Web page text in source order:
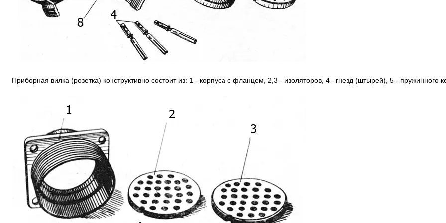
Приборная вилка (розетка) конструктивно состоит из: 1 - корпуса c фланцем, 2,3 - изоляторов, 4 - гнезд (штырей), 5 - пружинного